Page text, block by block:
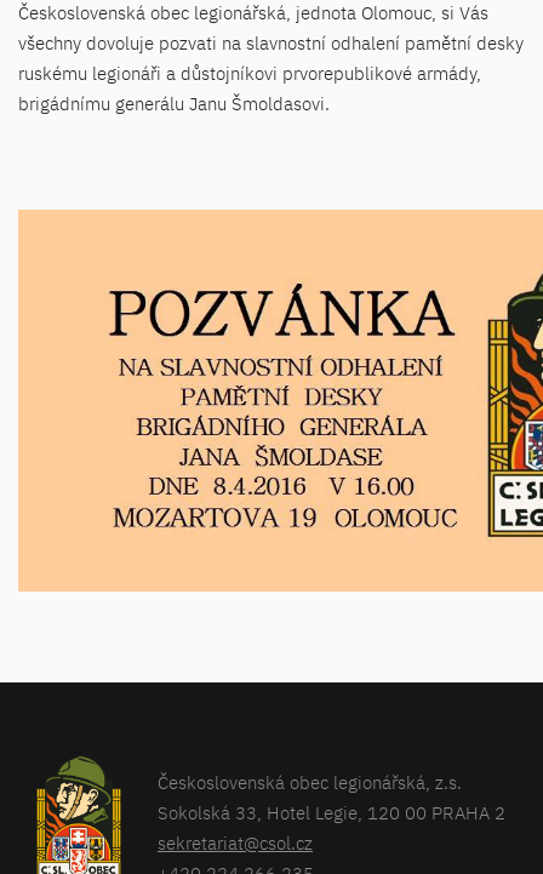
Československá obec legionářská, jednota Olomouc, si Vás
všechny dovoluje pozvati na slavnostní odhalení pamětní desky
ruskému legionáři a důstojníkovi prvorepublikové armády,
brigádnímu generálu Janu Šmoldasovi.
Československá obec legionářská, z.s.
Sokolská 33, Hotel Legie, 120 00 PRAHA 2
sekretariat@csol.cz